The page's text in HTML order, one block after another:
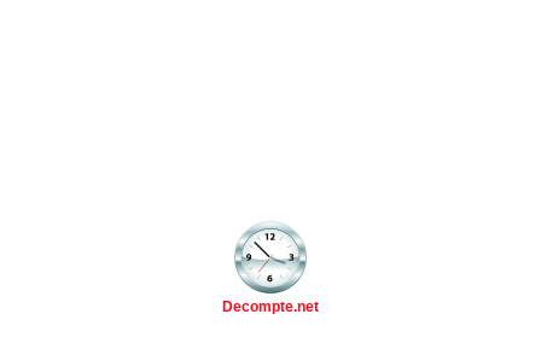
Decompte.net